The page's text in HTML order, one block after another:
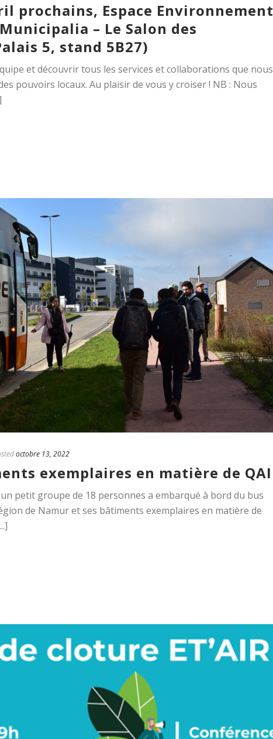
prochains, Espace Environnement
– Le Salon des
5, stand 5B27)
et découvrir tous les services et collaborations que nous
pouvoirs locaux. Au plaisir de vous y croiser ! NB : Nous
octobre 13, 2022
exemplaires en matière de QAI
petit groupe de 18 personnes a embarqué à bord du bus
de Namur et ses bâtiments exemplaires en matière de